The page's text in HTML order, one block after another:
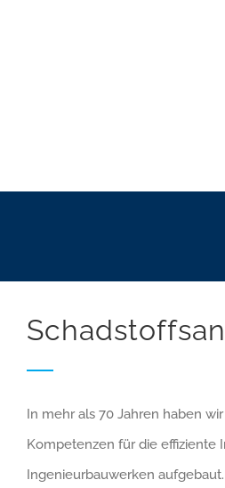
In mehr als 70 Jahren haben
Kompetenzen für die effiziente
Ingenieurbauwerken